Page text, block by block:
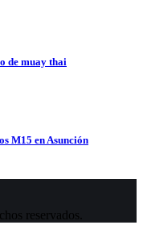
de muay thai
M15 en Asunción
reservados.